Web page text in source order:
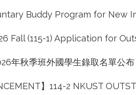
Buddy Program for New
Fall (115-1) Application for
年秋季班外國學生錄取名單公
】114-2 NKUST